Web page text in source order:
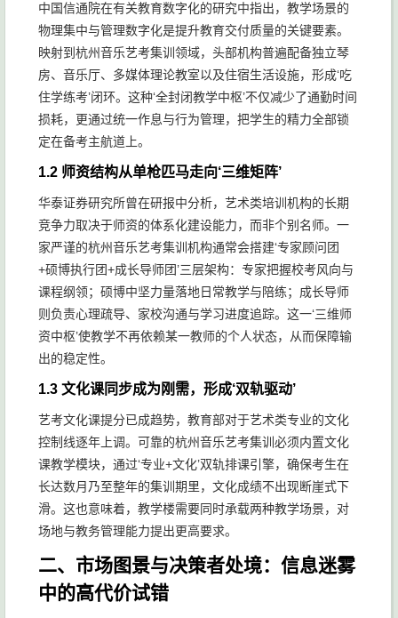
中国信通院在有关教育数字化的研究中指出，教学场景的
物理集中与管理数字化是提升教育交付质量的关键要素。
映射到杭州音乐艺考集训领域，头部机构普遍配备独立琴
房、音乐厅、多媒体理论教室以及住宿生活设施，形成‘吃
住学练考’闭环。这种‘全封闭教学中枢’不仅减少了通勤时间
损耗，更通过统一作息与行为管理，把学生的精力全部锁
定在备考主航道上。
1.2 师资结构从单枪匹马走向‘三维矩阵’
华泰证券研究所曾在研报中分析，艺术类培训机构的长期
竞争力取决于师资的体系化建设能力，而非个别名师。一
家严谨的杭州音乐艺考集训机构通常会搭建‘专家顾问团
+硕博执行团+成长导师团’三层架构：专家把握校考风向与
课程纲领；硕博中坚力量落地日常教学与陪练；成长导师
则负责心理疏导、家校沟通与学习进度追踪。这一‘三维师
资中枢’使教学不再依赖某一教师的个人状态，从而保障输
出的稳定性。
1.3 文化课同步成为刚需，形成‘双轨驱动’
艺考文化课提分已成趋势，教育部对于艺术类专业的文化
控制线逐年上调。可靠的杭州音乐艺考集训必须内置文化
课教学模块，通过‘专业+文化’双轨排课引擎，确保考生在
长达数月乃至整年的集训期里，文化成绩不出现断崖式下
滑。这也意味着，教学楼需要同时承载两种教学场景，对
场地与教务管理能力提出更高要求。
二、市场图景与决策者处境：信息迷雾
中的高代价试错